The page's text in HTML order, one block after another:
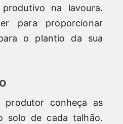
na lavoura.
para proporcionar
o plantio da sua
produtor conheça as
solo de cada talhão.